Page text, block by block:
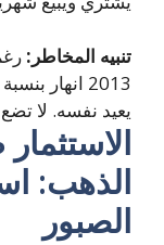
تنبيه المخاطر:
يعيد نفسه. لا
الذهب:
الصبور